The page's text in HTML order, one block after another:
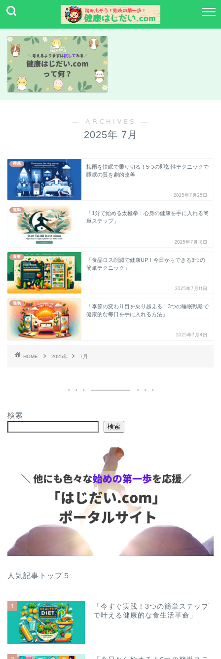
― ARCHIVES ―
2025年 7月
睡眠
梅雨を快眠で乗り切る！5つの即効性テクニックで
睡眠の質を劇的改善
2025年7月25日
運動
「1分で始める太極拳：心身の健康を手に入れる簡
単ステップ」
2025年7月18日
食事
「食品ロス削減で健康UP！今日からできる3つの
簡単テクニック」
2025年7月11日
睡眠
「季節の変わり目を乗り越える！3つの睡眠戦略で
健康的な毎日を手に入れる方法」
2025年7月4日
HOME 2025年 7月
検索
検索
人気記事トップ５
1
「今すぐ実践！3つの簡単ステップ
で叶える健康的な食生活革命」